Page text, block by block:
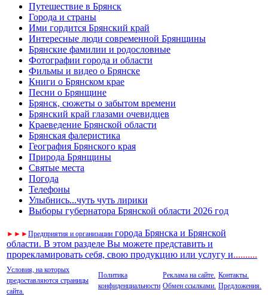
Путешествие в Брянск
Города и страны
Ими гордится Брянский край
Интересные люди современной Брянщины
Брянские фамилии и родословные
Фотографии города и области
Фильмы и видео о Брянске
Книги о Брянском крае
Песни о Брянщине
Брянск, сюжеты о забытом времени
Брянский край глазами очевидцев
Краеведение Брянской области
Брянская фалеристика
География Брянского края
Природа Брянщины
Святые места
Погода
Телефоны
Улыбнись...чуть чуть лирики
Выборы губернатора Брянской области 2026 год
► ► ►Предприятия и организации города Брянска и Брянской
области. В этом разделе Вы можете представить и
прорекламировать себя, свою продукцию или услугу и..........
Условия, на которых
предоставляются страницы
сайта.
Политика
конфиденциальности
Реклама на сайте.
Обмен ссылками.
Контакты.
Предложения.